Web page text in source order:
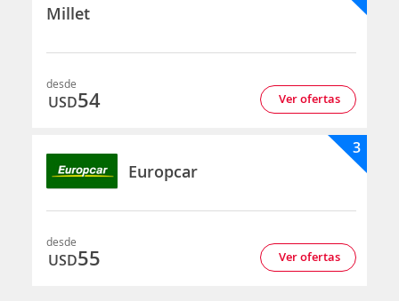
Millet
desde
USD54 Ver ofertas
Europcar
3
desde
USD55 Ver ofertas